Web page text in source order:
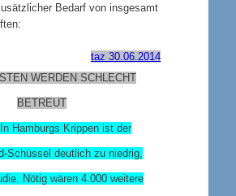
Bedarf von insgesamt
taz 30.06.2014
WERDEN SCHLECHT
BETREUT
In Hamburgs Krippen ist der
Schüssel deutlich zu niedrig,
Nötig wären 4.000 weitere